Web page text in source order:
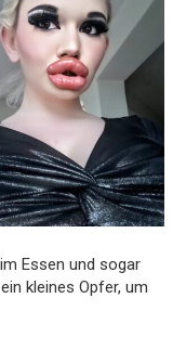
Essen und sogar
kleines Opfer, um